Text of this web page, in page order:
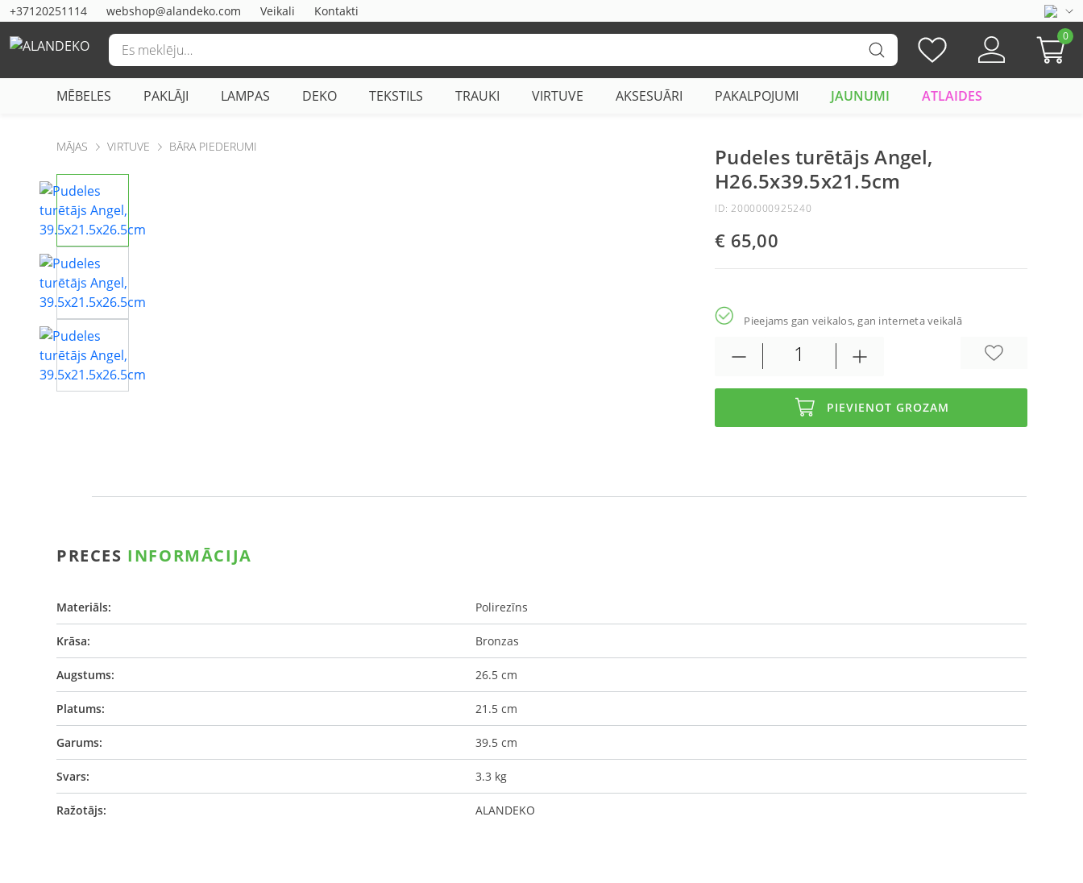
+37120251114 webshop@alandeko.com Veikali Kontakti
0
MĒBELES PAKLĀJI LAMPAS DEKO TEKSTILS TRAUKI VIRTUVE AKSESUĀRI PAKALPOJUMI JAUNUMI ATLAIDES
MĀJAS VIRTUVE BĀRA PIEDERUMI
Pudeles turētājs Angel,
H26.5x39.5x21.5cm
ID: 2000000925240
€ 65,00
Pieejams gan veikalos, gan interneta veikalā
PIEVIENOT GROZAM
PRECES INFORMĀCIJA
Materiāls: Polirezīns
Krāsa: Bronzas
Augstums: 26.5 cm
Platums: 21.5 cm
Garums: 39.5 cm
Svars: 3.3 kg
Ražotājs: ALANDEKO